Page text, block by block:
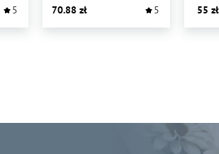
5 70.88 5
55